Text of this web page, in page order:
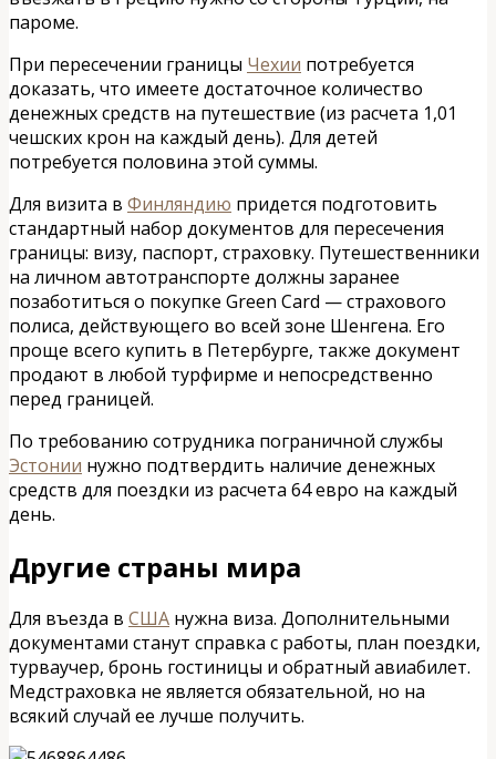
пароме.
При пересечении границы Чехии потребуется
доказать, что имеете достаточное количество
денежных средств на путешествие (из расчета 1,01
чешских крон на каждый день). Для детей
потребуется половина этой суммы.
Для визита в Финляндию придется подготовить
стандартный набор документов для пересечения
границы: визу, паспорт, страховку. Путешественники
на личном автотранспорте должны заранее
позаботиться о покупке Green Card — страхового
полиса, действующего во всей зоне Шенгена. Его
проще всего купить в Петербурге, также документ
продают в любой турфирме и непосредственно
перед границей.
По требованию сотрудника пограничной службы
Эстонии нужно подтвердить наличие денежных
средств для поездки из расчета 64 евро на каждый
день.
Другие страны мира
Для въезда в США нужна виза. Дополнительными
документами станут справка с работы, план поездки,
турваучер, бронь гостиницы и обратный авиабилет.
Медстраховка не является обязательной, но на
всякий случай ее лучше получить.